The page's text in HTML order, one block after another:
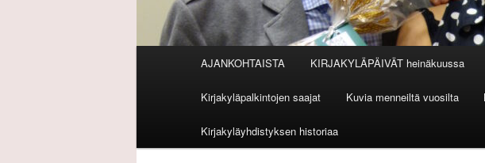
AJANKOHTAISTA KIRJAKYLÄPÄIVÄT heinäkuussa
Kirjakyläpalkintojen saajat Kuvia menneiltä vuosilta
Kirjakyläyhdistyksen historiaa